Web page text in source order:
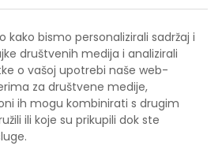
-3%
Paradoxe Virtual
Prada
bismo personalizirali sadržaj i
društvenih medija i analizirali
o vašoj upotrebi naše web-
za društvene medije,
ih mogu kombinirati s drugim
ili koje su prikupili dok ste